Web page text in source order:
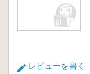
レビューを書く